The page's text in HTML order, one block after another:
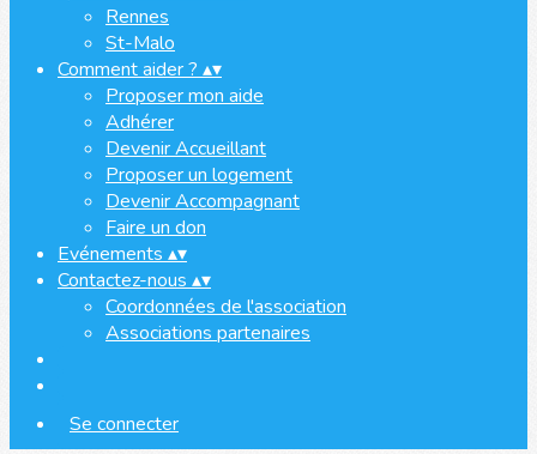
Rennes
St-Malo
Comment aider ? ▴▾
Proposer mon aide
Adhérer
Devenir Accueillant
Proposer un logement
Devenir Accompagnant
Faire un don
Evénements ▴▾
Contactez-nous ▴▾
Coordonnées de l'association
Associations partenaires
Se connecter